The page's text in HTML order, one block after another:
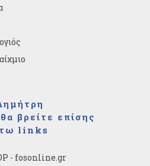
βρείτε επίσης
links
- fosonline.gr